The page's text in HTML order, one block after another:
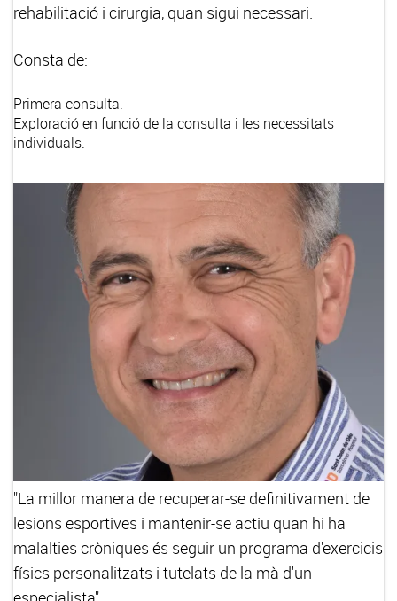
rehabilitació i cirurgia, quan sigui necessari.
Consta de:
Primera consulta.
Exploració en funció de la consulta i les necessitats
individuals.
"La millor manera de recuperar-se definitivament de
lesions esportives i mantenir-se actiu quan hi ha
malalties cròniques és seguir un programa d'exercicis
físics personalitzats i tutelats de la mà d'un